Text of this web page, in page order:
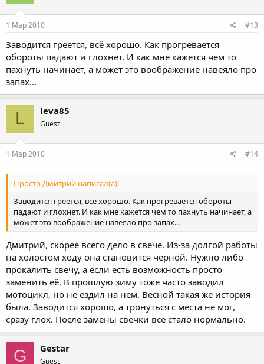
1 Мар 2010 #13
Заводится греется, всё хорошо. Как прогревается
обороты падают и глохнет. И как мне кажется чем то
пахнуть начинает, а может это воображение навеяло про
запах...
L leva85
Guest
1 Мар 2010 #14
Просто Дмитрий написал(а):
Заводится греется, всё хорошо. Как прогревается обороты
падают и глохнет. И как мне кажется чем то пахнуть начинает, а
может это воображение навеяло про запах...
Дмитрий, скорее всего дело в свече. Из-за долгой работы
на холостом ходу она становится черной. Нужно либо
прокалить свечу, а если есть возможность просто
заменить её. В прошлую зиму тоже часто заводил
мотоцикл, но не ездил на нем. Весной такая же история
была. Заводится хорошо, а тронуться с места не мог,
сразу глох. После замены свечки все стало нормально.
G Gestar
Guest